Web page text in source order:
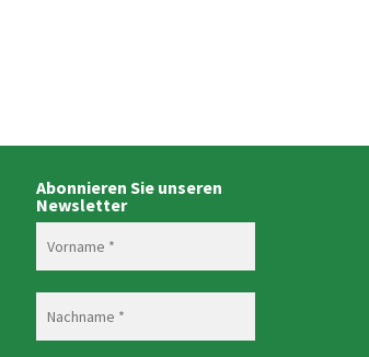
Abonnieren Sie unseren
Newsletter